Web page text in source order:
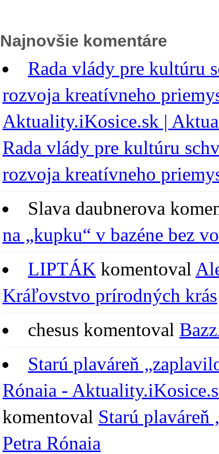
Najnovšie komentáre
Rada vlády pre kultúru
rozvoja kreatívneho
Aktuality.iKosice.sk |
Rada vlády pre kultúru
rozvoja kreatívneho
Slava daubnerova
na „kupku“ v bazéne bez
LIPTÁK komentoval
Kráľovstvo prírodných krás
chesus komentoval
Starú plaváreň
Rónaia -
komentoval Starú plaváreň
Petra Rónaia